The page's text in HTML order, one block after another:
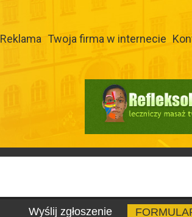
Reklama Twoja firma w internecie
Wyślij zgłoszenie